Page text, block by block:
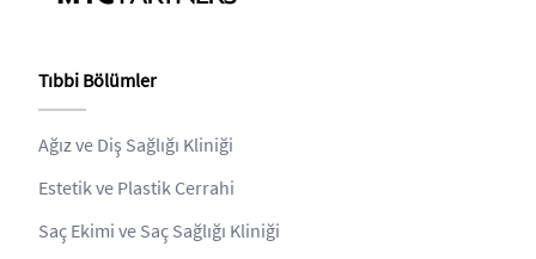
Tıbbi Bölümler
Ağız ve Diş Sağlığı Kliniği
Estetik ve Plastik Cerrahi
Saç Ekimi ve Saç Sağlığı Kliniği